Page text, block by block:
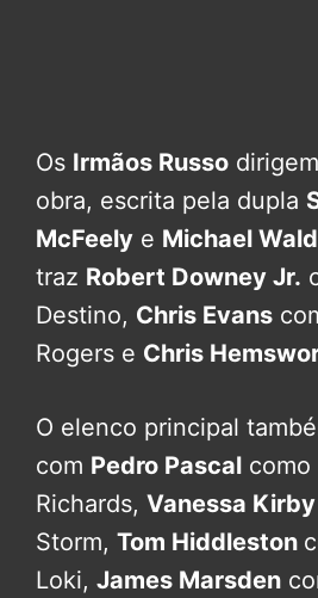
Os Irmãos Russo
obra, escrita pela dupla
McFeely e Michael
traz Robert Downey Jr.
Destino, Chris Evans
Rogers e Chris
O elenco principal
com Pedro Pascal como
Richards, Vanessa Kirby
Storm, Tom Hiddleston
Loki, James Marsden